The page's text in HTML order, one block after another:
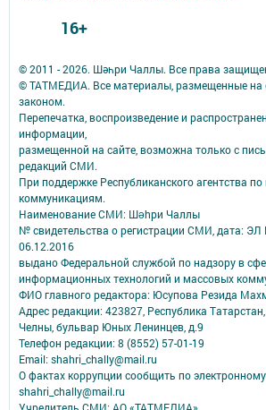
© 2011 - 2026. Шәһри Чаллы. Все права
© ТАТМЕДИА. Все материалы, размещенные на
законом.
Перепечатка, воспроизведение и
информации,
размещенной на сайте, возможна только с
редакций СМИ.
При поддержке Республиканского агентства
коммуникациям.
Наименование СМИ: Шəhри Чаллы
№ свидетельства о регистрации СМИ, дата:
06.12.2016
выдано Федеральной службой по надзору в
информационных технологий и массовых
ФИО главного редактора: Юсупова Резида
Адрес редакции: 423827, Республика
Челны, бульвар Юных Ленинцев, д.9
Телефон редакции: 8 (8552) 57-01-19
Email: shahri_chally@mail.ru
О фактах коррупции сообщить по
shahri_chally@mail.ru
Учредитель СМИ: АО «ТАТМЕДИА»
16+